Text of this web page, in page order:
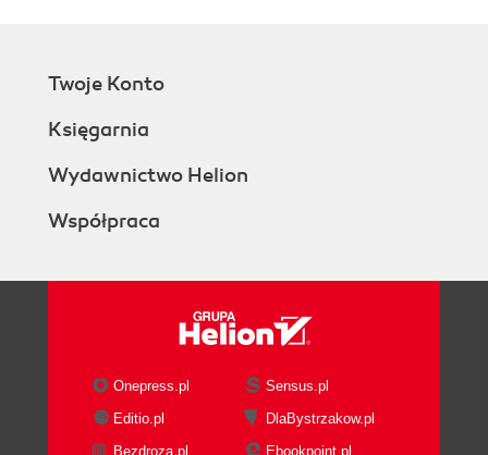
Twoje Konto
Księgarnia
Wydawnictwo Helion
Współpraca
Onepress.pl
Sensus.pl
Editio.pl
DlaBystrzakow.pl
Bezdroza.pl
Ebookpoint.pl